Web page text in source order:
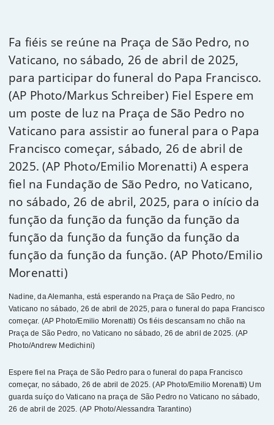
Fa fiéis se reúne na Praça de São Pedro, no
Vaticano, no sábado, 26 de abril de 2025,
para participar do funeral do Papa Francisco.
(AP Photo/Markus Schreiber) Fiel Espere em
um poste de luz na Praça de São Pedro no
Vaticano para assistir ao funeral para o Papa
Francisco começar, sábado, 26 de abril de
2025. (AP Photo/Emilio Morenatti) A espera
fiel na Fundação de São Pedro, no Vaticano,
no sábado, 26 de abril, 2025, para o início da
função da função da função da função da
função da função da função da função da
função da função da função. (AP Photo/Emilio
Morenatti)
Nadine, da Alemanha, está esperando na Praça de São Pedro, no
Vaticano no sábado, 26 de abril de 2025, para o funeral do papa Francisco
começar. (AP Photo/Emilio Morenatti) Os fiéis descansam no chão na
Praça de São Pedro, no Vaticano no sábado, 26 de abril de 2025. (AP
Photo/Andrew Medichini)
Espere fiel na Praça de São Pedro para o funeral do papa Francisco
começar, no sábado, 26 de abril de 2025. (AP Photo/Emilio Morenatti) Um
guarda suíço do Vaticano na praça de São Pedro no Vaticano no sábado,
26 de abril de 2025. (AP Photo/Alessandra Tarantino)